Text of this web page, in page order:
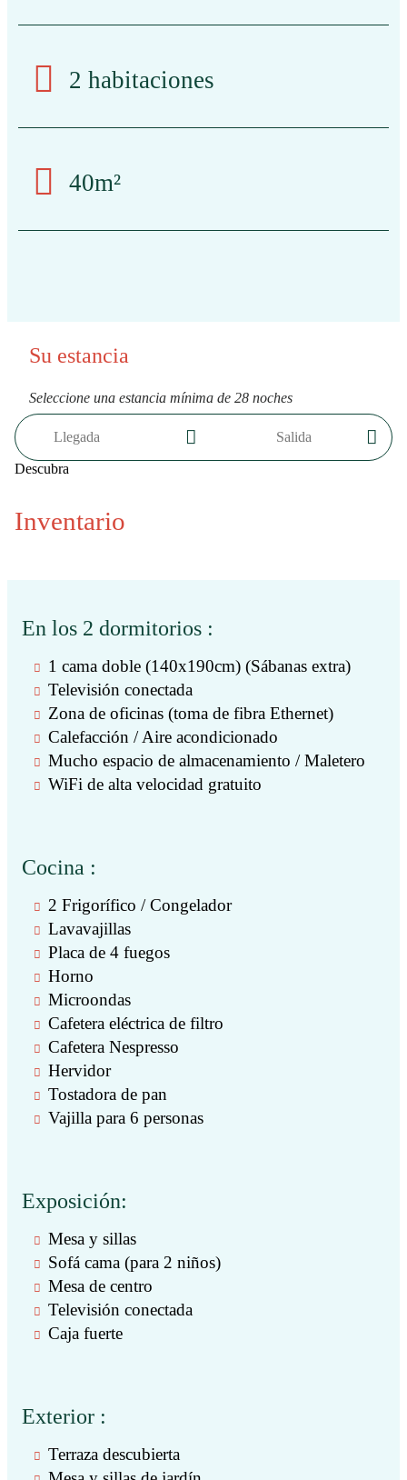
2 habitaciones
40m²
Inventario
En los 2 dormitorios :
1 cama doble (140x190cm) (Sábanas extra)
Televisión conectada
Zona de oficinas (toma de fibra Ethernet)
Calefacción / Aire acondicionado
Mucho espacio de almacenamiento / Maletero
WiFi de alta velocidad gratuito
Cocina :
2 Frigorífico / Congelador
Lavavajillas
Placa de 4 fuegos
Horno
Microondas
Cafetera eléctrica de filtro
Cafetera Nespresso
Hervidor
Tostadora de pan
Vajilla para 6 personas
Exposición:
Mesa y sillas
Sofá cama (para 2 niños)
Mesa de centro
Televisión conectada
Caja fuerte
Exterior :
Terraza descubierta
Su estancia
Seleccione una estancia mínima de 28 noches
Descubra